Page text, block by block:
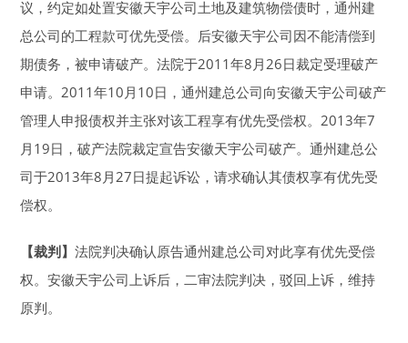
议，约定如处置安徽天宇公司土地及建筑物偿债时，通州建
总公司的工程款可优先受偿。后安徽天宇公司因不能清偿到
期债务，被申请破产。法院于2011年8月26日裁定受理破产
申请。2011年10月10日，通州建总公司向安徽天宇公司破产
管理人申报债权并主张对该工程享有优先受偿权。2013年7
月19日，破产法院裁定宣告安徽天宇公司破产。通州建总公
司于2013年8月27日提起诉讼，请求确认其债权享有优先受
偿权。
【裁判】法院判决确认原告通州建总公司对此享有优先受偿
权。安徽天宇公司上诉后，二审法院判决，驳回上诉，维持
原判。